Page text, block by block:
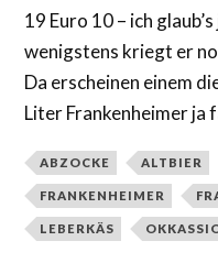
19 Euro 10 – ich
wenigstens kriegt er
Da erscheinen einem
Liter Frankenheimer ja
ABZOCKE ALTBIER
FRANKENHEIMER
LEBERKÄS